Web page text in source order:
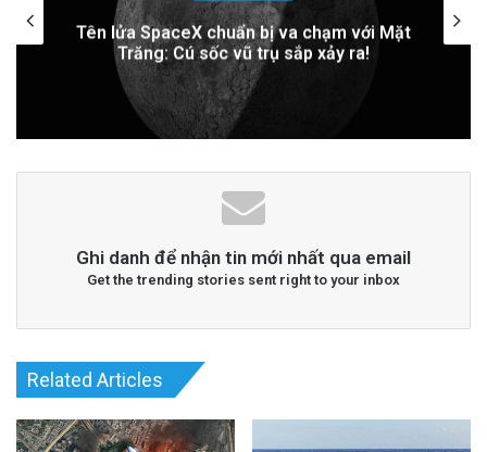
Trên Thế Giới: Bước Đột Phá Trong Công
Nghệ Xây Dựng
1 day ago
advertisement
Trung Quốc áp dụng công nghệ lượng tử
để ngăn chặn tình trạng mất điện diện
rộng
Ghi danh để nhận tin mới nhất qua email
Get the trending stories sent right to your inbox
Related Articles